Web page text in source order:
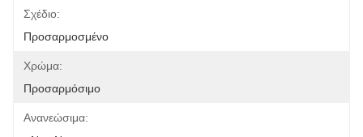
Σχέδιο:
Προσαρμοσμένο
Χρώμα:
Προσαρμόσιμο
Ανανεώσιμα: